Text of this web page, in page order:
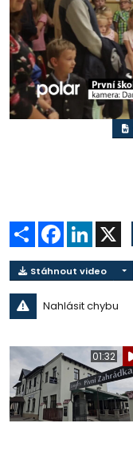
Sdílet Facebook
LinkedIn
Stáhnout video
Nahlásit chybu
01:32